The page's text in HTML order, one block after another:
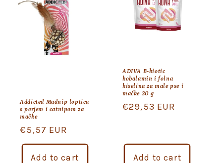
Addicted Madnip loptica
s perjem i catnipom za
mačke
Regular
price
€5,57 EUR
Add to cart
ADIVA B-biotic
kobalamin i folna
kiselina za male pse i
mačke 30 g
Regular
€29,53 EUR
Add to cart